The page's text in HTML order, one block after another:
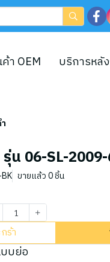
า OEM บริการหลั
น 06-SL-
ขายแล้ว 0 ชิ้น
ร้า
บย่อ